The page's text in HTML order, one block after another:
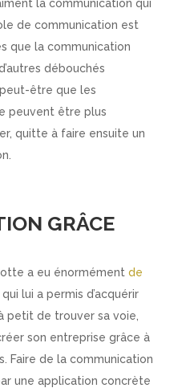
la communication qui
de communication est
que la communication
débouchés
être que les
peuvent être plus
quitte à faire ensuite un
GRÂCE
a eu énormément de
qui lui a permis d’acquérir
petit de trouver sa voie,
son entreprise grâce à
Faire de la communication
une application concrète